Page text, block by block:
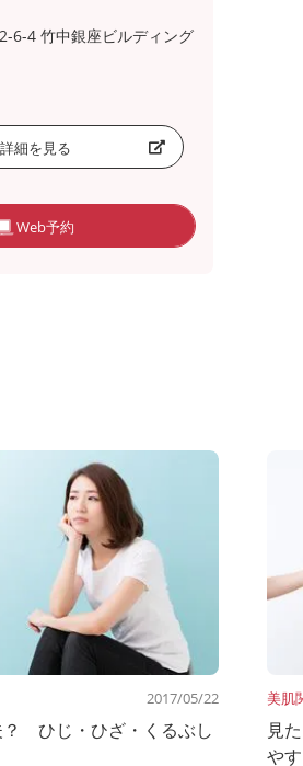
6-4 竹中銀座ビルディング
詳細を見る
Web予約
2017/05/22
？ ひじ・ひざ・くるぶし
美肌
見
や